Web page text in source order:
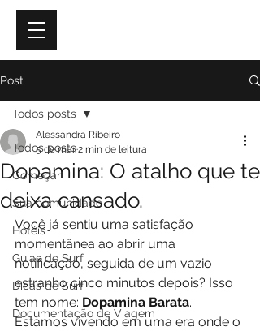
Post
Todos posts
Começar
Sua comunidade
Hotéis
Guias de Surf
Dicas de Surf
Documentação de Viagem
Todos posts
Dopamina: O atalho que te
deixa cansado.
Alessandra Ribeiro
5 de mar.2 min de leitura
Você já sentiu uma satisfação
momentânea ao abrir uma
notificação, seguida de um vazio
estranho cinco minutos depois? Isso
tem nome: Dopamina Barata.
Estamos vivendo em uma era onde o